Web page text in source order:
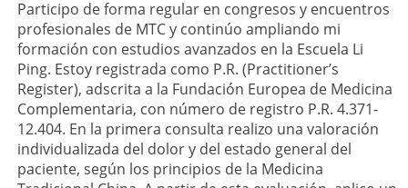
Participo de forma regular en congresos y encuentros
profesionales de MTC y continúo ampliando mi
formación con estudios avanzados en la Escuela Li
Ping. Estoy registrada como P.R. (Practitioner’s
Register), adscrita a la Fundación Europea de Medicina
Complementaria, con número de registro P.R. 4.371-
12.404. En la primera consulta realizo una valoración
individualizada del dolor y del estado general del
paciente, según los principios de la Medicina